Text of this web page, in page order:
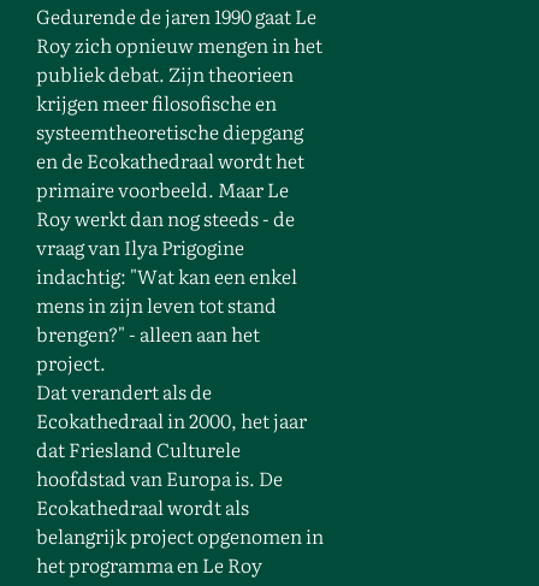
Gedurende de jaren 1990 gaat Le
Roy zich opnieuw mengen in het
publiek debat. Zijn theorieen
krijgen meer filosofische en
systeemtheoretische diepgang
en de Ecokathedraal wordt het
primaire voorbeeld. Maar Le
Roy werkt dan nog steeds - de
vraag van Ilya Prigogine
indachtig: "Wat kan een enkel
mens in zijn leven tot stand
brengen?" - alleen aan het
project.
Dat verandert als de
Ecokathedraal in 2000, het jaar
dat Friesland Culturele
hoofdstad van Europa is. De
Ecokathedraal wordt als
belangrijk project opgenomen in
het programma en Le Roy